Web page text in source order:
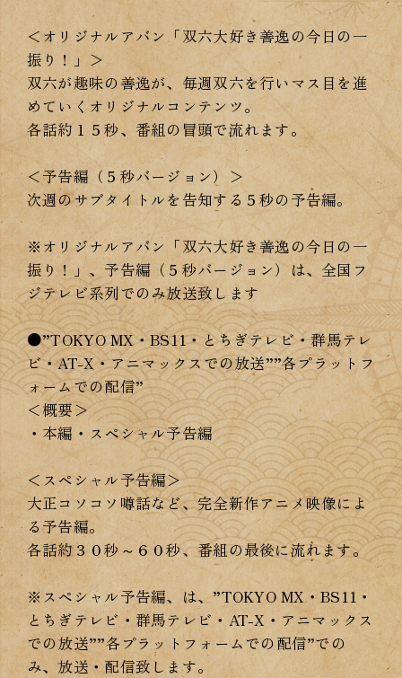
＜オリジナルアバン「双六大好き善逸の今日の一
振り！」＞
双六が趣味の善逸が、毎週双六を行いマス目を進
めていくオリジナルコンテンツ。
各話約１５秒、番組の冒頭で流れます。
＜予告編（５秒バージョン）＞
次週のサブタイトルを告知する５秒の予告編。
※オリジナルアバン「双六大好き善逸の今日の一
振り！」、予告編（５秒バージョン）は、全国フ
ジテレビ系列でのみ放送致します
●”TOKYO MX・BS11・とちぎテレビ・群馬テレ
ビ・AT-X・アニマックスでの放送””各プラットフ
ォームでの配信”
＜概要＞
・本編・スペシャル予告編
＜スペシャル予告編＞
大正コソコソ噂話など、完全新作アニメ映像によ
る予告編。
各話約３０秒～６０秒、番組の最後に流れます。
※スペシャル予告編、は、”TOKYO MX・BS11・
とちぎテレビ・群馬テレビ・AT-X・アニマックス
での放送””各プラットフォームでの配信”での
み、放送・配信致します。